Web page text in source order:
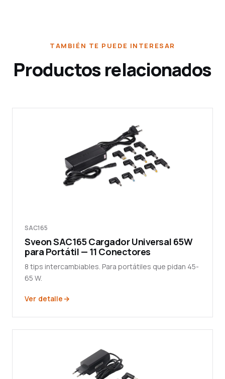
TAMBIÉN TE PUEDE INTERESAR
Productos relacionados
SAC165
Sveon SAC165 Cargador Universal 65W
para Portátil — 11 Conectores
8 tips intercambiables. Para portátiles que pidan 45-
65 W.
Ver detalle